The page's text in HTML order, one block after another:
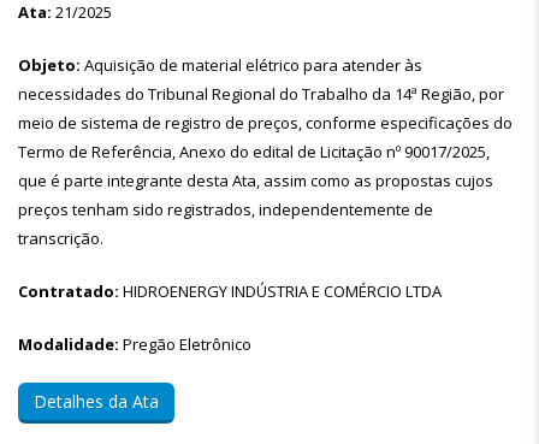
Ata: 21/2025
Objeto: Aquisição de material elétrico para atender às
necessidades do Tribunal Regional do Trabalho da 14ª Região, por
meio de sistema de registro de preços, conforme especificações do
Termo de Referência, Anexo do edital de Licitação nº 90017/2025,
que é parte integrante desta Ata, assim como as propostas cujos
preços tenham sido registrados, independentemente de
transcrição.
Contratado: HIDROENERGY INDÚSTRIA E COMÉRCIO LTDA
Modalidade: Pregão Eletrônico
Detalhes da Ata